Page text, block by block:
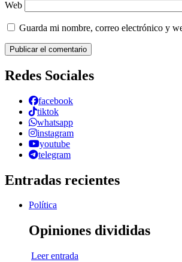
Web
Guarda mi nombre, correo electrónico y
Redes Sociales
facebook
tiktok
whatsapp
instagram
youtube
telegram
Entradas recientes
Política
Opiniones divididas
Leer entrada